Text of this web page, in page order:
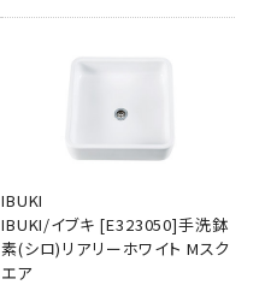
IBUKI
IBUKI/イブキ [E323050]手洗鉢
素(シロ)リアリーホワイト Mスク
エア